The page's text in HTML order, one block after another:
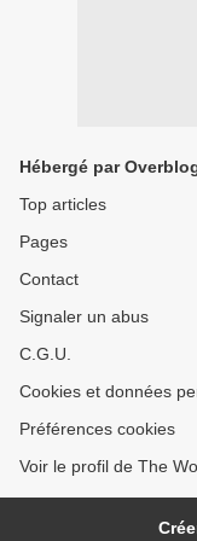
Hébergé par
Top articles
Pages
Contact
Signaler un abus
C.G.U.
Cookies et données
Préférences cookies
Voir le profil de The